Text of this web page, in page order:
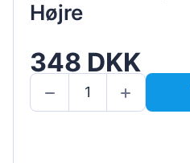
Højre
348 DKK